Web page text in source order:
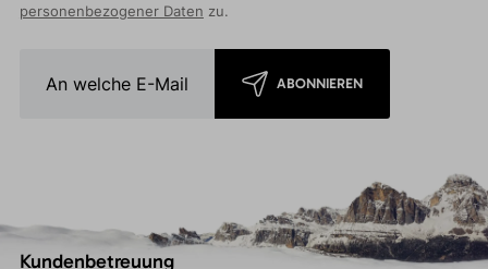
personenbezogener Daten zu.
ABONNIEREN
Kundenbetreuung